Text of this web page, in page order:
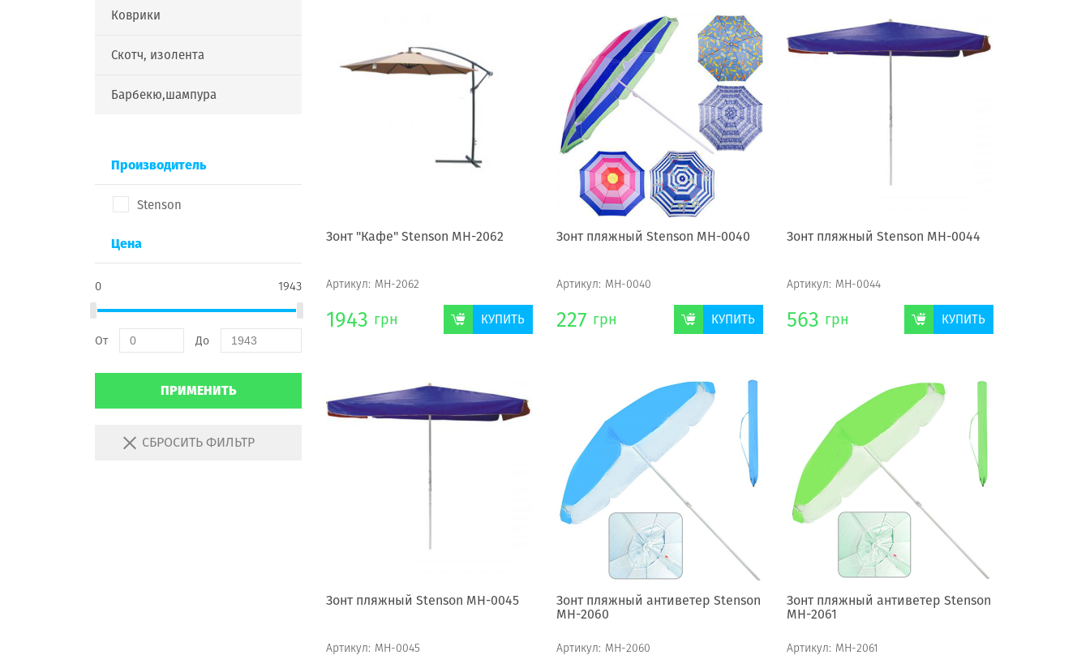
Коврики
Скотч, изолента
Барбекю,шампура
Производитель
Stenson
Цена
0 1943
От До
ПРИМЕНИТЬ
СБРОСИТЬ ФИЛЬТР
Зонт "Кафе" Stenson МН-2062
Артикул: МН-2062
1943 грн КУПИТЬ
Зонт пляжный Stenson МН-0040
Артикул: МН-0040
227 грн КУПИТЬ
Зонт пляжный Stenson МН-0044
Артикул: МН-0044
563 грн КУПИТЬ
Зонт пляжный Stenson МН-0045
Артикул: МН-0045
Зонт пляжный антиветер Stenson
МН-2060
Артикул: МН-2060
Зонт пляжный антиветер Stenson
МН-2061
Артикул: МН-2061